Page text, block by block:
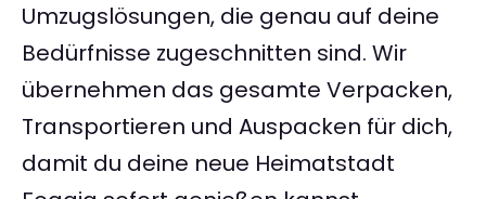
Umzugslösungen, die genau auf deine
Bedürfnisse zugeschnitten sind. Wir
übernehmen das gesamte Verpacken,
Transportieren und Auspacken für dich,
damit du deine neue Heimatstadt